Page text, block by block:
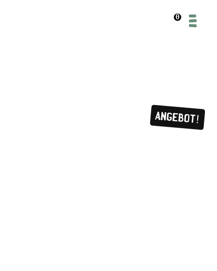
0
Angebot!